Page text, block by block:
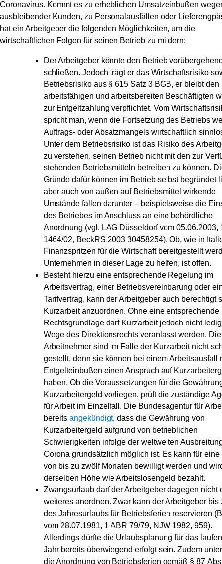
Coronavirus. Kommt es zu erheblichen Umsatzeinbußen
ausbleibender Kunden, zu Personalausfällen oder
hat ein Arbeitgeber die folgenden Möglichkeiten, um die
wirtschaftlichen Folgen für seinen Betrieb zu mildern:
Der Arbeitgeber könnte den Betrieb
schließen. Jedoch trägt er das Wirtschaftsrisiko
Betriebsrisiko aus § 615 Satz 3 BGB, er bleibt den
arbeitsfähigen und arbeitsbereiten Beschäftigten
zur Entgeltzahlung verpflichtet. Vom
spricht man, wenn die Fortsetzung des Betriebs
Auftrags- oder Absatzmangels wirtschaftlich
Unter dem Betriebsrisiko ist das Risiko des
zu verstehen, seinen Betrieb nicht mit den zur
stehenden Betriebsmitteln betreiben zu können.
Gründe dafür können im Betrieb selbst begründet
aber auch von außen auf Betriebsmittel wirkende
Umstände fallen darunter – beispielsweise die
des Betriebes im Anschluss an eine behördliche
Anordnung (vgl. LAG Düsseldorf vom 05.06.2003,
1464/02, BeckRS 2003 30458254). Ob, wie in
Finanzspritzen für die Wirtschaft bereitgestellt
Unternehmen in dieser Lage zu helfen, ist offen.
Besteht hierzu eine entsprechende Regelung im
Arbeitsvertrag, einer Betriebsvereinbarung oder
Tarifvertrag, kann der Arbeitgeber auch berechtigt
Kurzarbeit anzuordnen. Ohne eine entsprechende
Rechtsgrundlage darf Kurzarbeit jedoch nicht
Wege des Direktionsrechts veranlasst werden. Die
Arbeitnehmer sind im Falle der Kurzarbeit nicht
gestellt, denn sie können bei einem Arbeitsausfall
Entgelteinbußen einen Anspruch auf
haben. Ob die Voraussetzungen für die
Kurzarbeitergeld vorliegen, prüft die zuständige
für Arbeit im Einzelfall. Die Bundesagentur für
bereits angekündigt, dass die Gewährung von
Kurzarbeitergeld aufgrund von betrieblichen
Schwierigkeiten infolge der weltweiten
Corona grundsätzlich möglich ist. Es kann für eine
von bis zu zwölf Monaten bewilligt werden und
derselben Höhe wie Arbeitslosengeld bezahlt.
Zwangsurlaub darf der Arbeitgeber dagegen nicht
weiteres anordnen. Zwar kann der Arbeitgeber bis
des Jahresurlaubs für Betriebsferien reservieren
vom 28.07.1981, 1 ABR 79/79, NJW 1982, 959).
Allerdings dürfte die Urlaubsplanung für das
Jahr bereits überwiegend erfolgt sein. Zudem
die Anordnung von Betriebsferien gemäß § 87